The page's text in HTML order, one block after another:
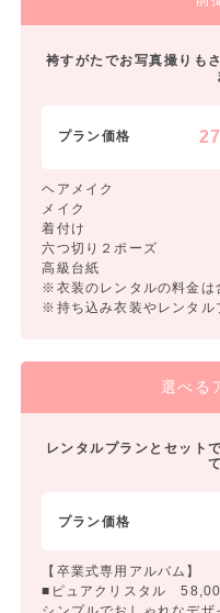
袴すがたでお写真撮りも
プラン価格
ヘアメイク
メイク
着付け
六つ切り２ポーズ
高級台紙
※衣装のレンタルの料金は
※持ち込み衣装やレンタル
選べる
レンタルプランとセット
プラン価格
【卒業式専用アルバム】
■ピュアクリスタル